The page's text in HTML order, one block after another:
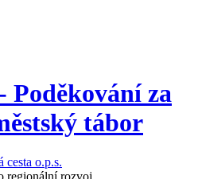
Poděkování za
tábor